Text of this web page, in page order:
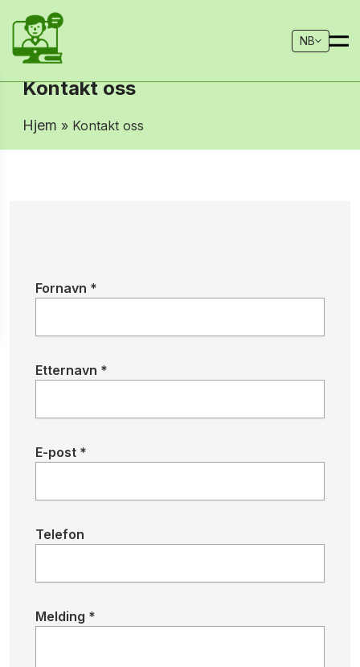
NB
Kontakt oss
Hjem » Kontakt oss
Fornavn *
Etternavn *
E-post *
Telefon
Melding *